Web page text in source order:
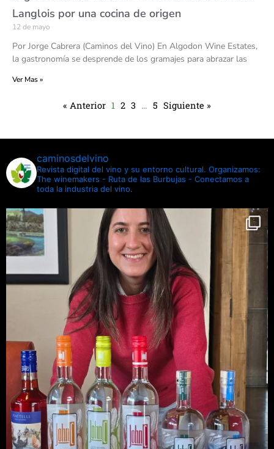
Langlois por una cocina de origen
12 de mayo
Por Jorge Cabrera (Caminos del Vino) En Algodon Wine Estates,
la gastronomía se desprende de los gramajes para abrazar las
Ver Mas »
« Anterior 1 2 3 … 5 Siguiente »
caminosdelvino
Revista digital del vino y su entorno cultural. Organizamos:
The winemakers - Ruta de las Burbujas - Conectamos a
toda la industria del vino.